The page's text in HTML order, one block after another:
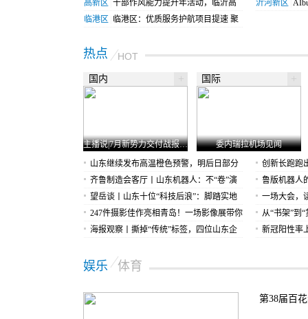
作
高新区 干部作风能力提升年活动，临沂高
新区财政金融局这样做！
沂河新区
临港区
临港区：优质服务护航项目提速 聚
热点 HOT
国内 +
主播说|7月新势力交付战报出炉，零跑首破10万成行业里程碑
国际 +
委内瑞拉机场见闻
山东继续发布高温橙色预警，明后日部分
地区有雷阵雨
创新长跑跑
划重点
齐鲁制造会客厅丨山东机器人：不“卷”演
技“卷”干活
鲁版机器人
望岳谈丨山东十位“科技后浪”：脚踏实地
与仰望星空
一场大会，
码”
247件摄影佳作亮相青岛！一场影像展带你
穿越百年建筑记忆
从“书架”到
在每个人的
海报观察丨撕掉“传统”标签，四位山东企
新冠阳性率
娱乐 体育
第38届百